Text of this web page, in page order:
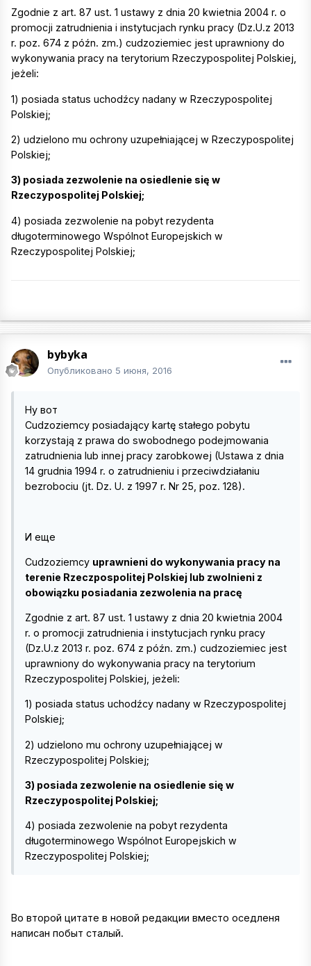
Zgodnie z art. 87 ust. 1 ustawy z dnia 20 kwietnia 2004 r. o
promocji zatrudnienia i instytucjach rynku pracy (Dz.U.z 2013
r. poz. 674 z późn. zm.) cudzoziemiec jest uprawniony do
wykonywania pracy na terytorium Rzeczypospolitej Polskiej,
jeżeli:
1) posiada status uchodźcy nadany w Rzeczypospolitej
Polskiej;
2) udzielono mu ochrony uzupełniającej w Rzeczypospolitej
Polskiej;
3) posiada zezwolenie na osiedlenie się w
Rzeczypospolitej Polskiej;
4) posiada zezwolenie na pobyt rezydenta
długoterminowego Wspólnot Europejskich w
Rzeczypospolitej Polskiej;
bybyka
Опубликовано 5 июня, 2016
Ну вот
Cudzoziemcy posiadający kartę stałego pobytu
korzystają z prawa do swobodnego podejmowania
zatrudnienia lub innej pracy zarobkowej (Ustawa z dnia
14 grudnia 1994 r. o zatrudnieniu i przeciwdziałaniu
bezrobociu (jt. Dz. U. z 1997 r. Nr 25, poz. 128).
И еще
Cudzoziemcy uprawnieni do wykonywania pracy na
terenie Rzeczpospolitej Polskiej lub zwolnieni z
obowiązku posiadania zezwolenia na pracę
Zgodnie z art. 87 ust. 1 ustawy z dnia 20 kwietnia 2004
r. o promocji zatrudnienia i instytucjach rynku pracy
(Dz.U.z 2013 r. poz. 674 z późn. zm.) cudzoziemiec jest
uprawniony do wykonywania pracy na terytorium
Rzeczypospolitej Polskiej, jeżeli:
1) posiada status uchodźcy nadany w Rzeczypospolitej
Polskiej;
2) udzielono mu ochrony uzupełniającej w
Rzeczypospolitej Polskiej;
3) posiada zezwolenie na osiedlenie się w
Rzeczypospolitej Polskiej;
4) posiada zezwolenie na pobyt rezydenta
długoterminowego Wspólnot Europejskich w
Rzeczypospolitej Polskiej;
Во второй цитате в новой редакции вместо оседленя
написан побыт сталый.